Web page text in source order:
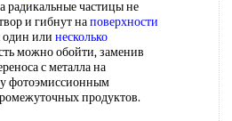
радикальные частицы не
и гибнут наповерхности
один или несколько
можно обойти, заменив
с металла на
фотоэмиссионным
продуктов.